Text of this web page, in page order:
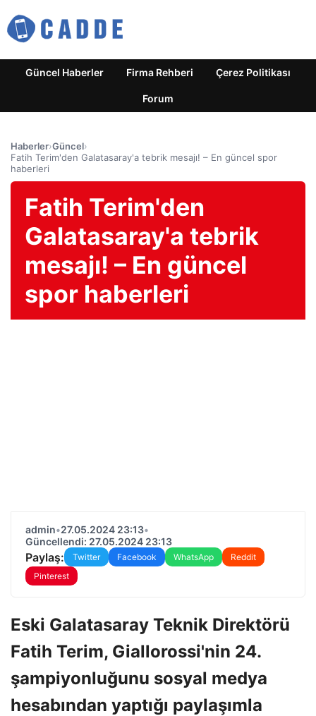
Güncel Haberler Firma Rehberi Çerez Politikası
Forum
Haberler›Güncel›
Fatih Terim'den Galatasaray'a tebrik mesajı! – En güncel spor
haberleri
Fatih Terim'den
Galatasaray'a tebrik
mesajı! – En güncel
spor haberleri
admin•27.05.2024 23:13•
Güncellendi: 27.05.2024 23:13
Paylaş: Twitter Facebook WhatsApp
Reddit
Pinterest
Eski Galatasaray Teknik Direktörü
Fatih Terim, Giallorossi'nin 24.
şampiyonluğunu sosyal medya
hesabından yaptığı paylaşımla